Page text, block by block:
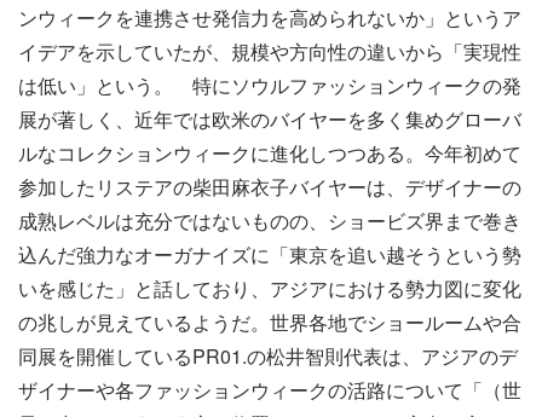
ンウィークを連携させ発信力を高められないか」というア
イデアを示していたが、規模や方向性の違いから「実現性
は低い」という。 特にソウルファッションウィークの発
展が著しく、近年では欧米のバイヤーを多く集めグローバ
ルなコレクションウィークに進化しつつある。今年初めて
参加したリステアの柴田麻衣子バイヤーは、デザイナーの
成熟レベルは充分ではないものの、ショービズ界まで巻き
込んだ強力なオーガナイズに「東京を追い越そうという勢
いを感じた」と話しており、アジアにおける勢力図に変化
の兆しが見えているようだ。世界各地でショールームや合
同展を開催しているPR01.の松井智則代表は、アジアのデ
ザイナーや各ファッションウィークの活路について「（世